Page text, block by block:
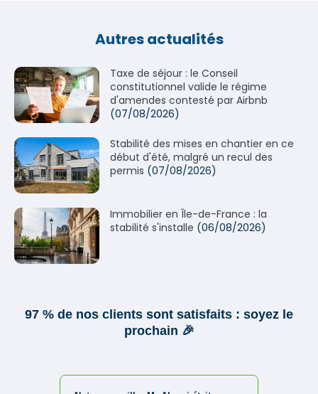
Autres actualités
Taxe de séjour : le Conseil
constitutionnel valide le régime
d'amendes contesté par Airbnb
(07/08/2026)
Stabilité des mises en chantier en ce
début d'été, malgré un recul des
permis (07/08/2026)
Immobilier en Île-de-France : la
stabilité s'installe (06/08/2026)